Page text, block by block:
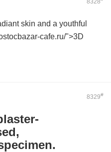
8328
skin and a youthful
cafe.ru/">3D
8329#